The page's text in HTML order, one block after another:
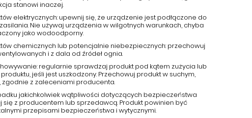
stanowi inaczej.
elektrycznych: upewnij się, że urządzenie jest podłączone do
Nie używaj urządzenia w wilgotnych warunkach, chyba
jako wodoodporny.
chemicznych lub potencjalnie niebezpiecznych: przechowuj
i z dala od źródeł ognia.
regularnie sprawdzaj produkt pod kątem zużycia lub
jeśli jest uszkodzony. Przechowuj produkt w suchym,
z zaleceniami producenta.
jakichkolwiek wątpliwości dotyczących bezpieczeństwa
się z producentem lub sprzedawcą. Produkt powinien być
przepisami bezpieczeństwa i wytycznymi.